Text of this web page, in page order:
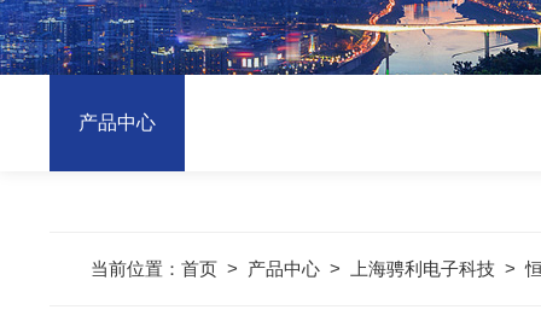
产品中心
当前位置： 首页> 产品中心> 上海骋利电子科技 >